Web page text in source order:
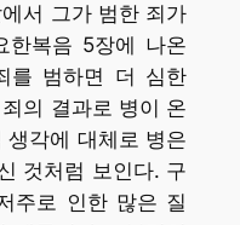
서 그가 범한 죄가
복음 5장에 나온
를 범하면 더 심한
의 결과로 병이 온
생각에 대체로 병은
것처럼 보인다. 구
주로 인한 많은 질